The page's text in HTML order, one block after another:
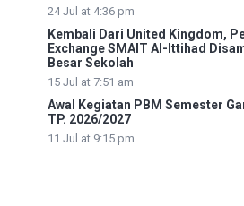
24 Jul at 4:36 pm
Kembali Dari United Kingdom,
Exchange SMAIT Al-Ittihad
Besar Sekolah
15 Jul at 7:51 am
Awal Kegiatan PBM Semester
TP. 2026/2027
11 Jul at 9:15 pm